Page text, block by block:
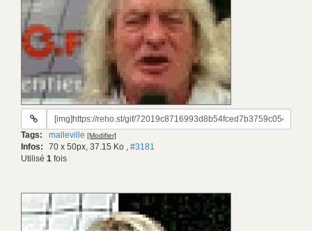
URL
gif:
Tags: malleville [Modifier]
Infos: 70 x 50px, 37.15 Ko , #3181
Utilisé 1 fois